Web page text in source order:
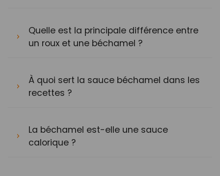
Quelle est la principale différence entre
un roux et une béchamel ?
À quoi sert la sauce béchamel dans les
recettes ?
La béchamel est-elle une sauce
calorique ?